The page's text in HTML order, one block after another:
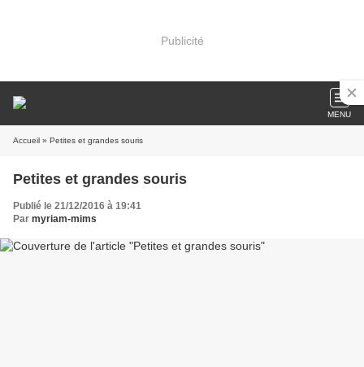
Publicité
MENU
Accueil » Petites et grandes souris
Petites et grandes souris
Publié le 21/12/2016 à 19:41
Par myriam-mims